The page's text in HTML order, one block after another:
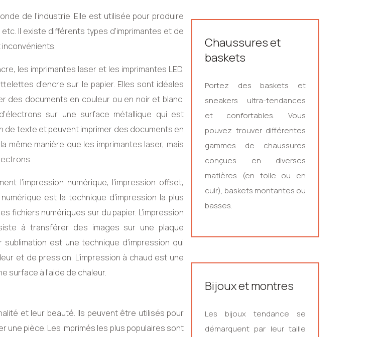
de l’industrie. Elle est utilisée pour produire
Il existe différents types d’imprimantes et de
les imprimantes laser et les imprimantes LED.
d’encre sur le papier. Elles sont idéales
des documents en couleur ou en noir et blanc.
sur une surface métallique qui est
de texte et peuvent imprimer des documents en
même manière que les imprimantes laser, mais
l’impression numérique, l’impression offset,
est la technique d’impression la plus
fichiers numériques sur du papier. L’impression
à transférer des images sur une plaque
sublimation est une technique d’impression qui
et de pression. L’impression à chaud est une
surface à l’aide de chaleur.
et leur beauté. Ils peuvent être utilisés pour
pièce. Les imprimés les plus populaires sont
Chaussures et
baskets
Portez des baskets et
sneakers ultra-tendances
et confortables. Vous
pouvez trouver différentes
gammes de chaussures
conçues en diverses
matières (en toile ou en
cuir), baskets montantes ou
basses.
Bijoux et montres
Les bijoux tendance se
démarquent par leur taille